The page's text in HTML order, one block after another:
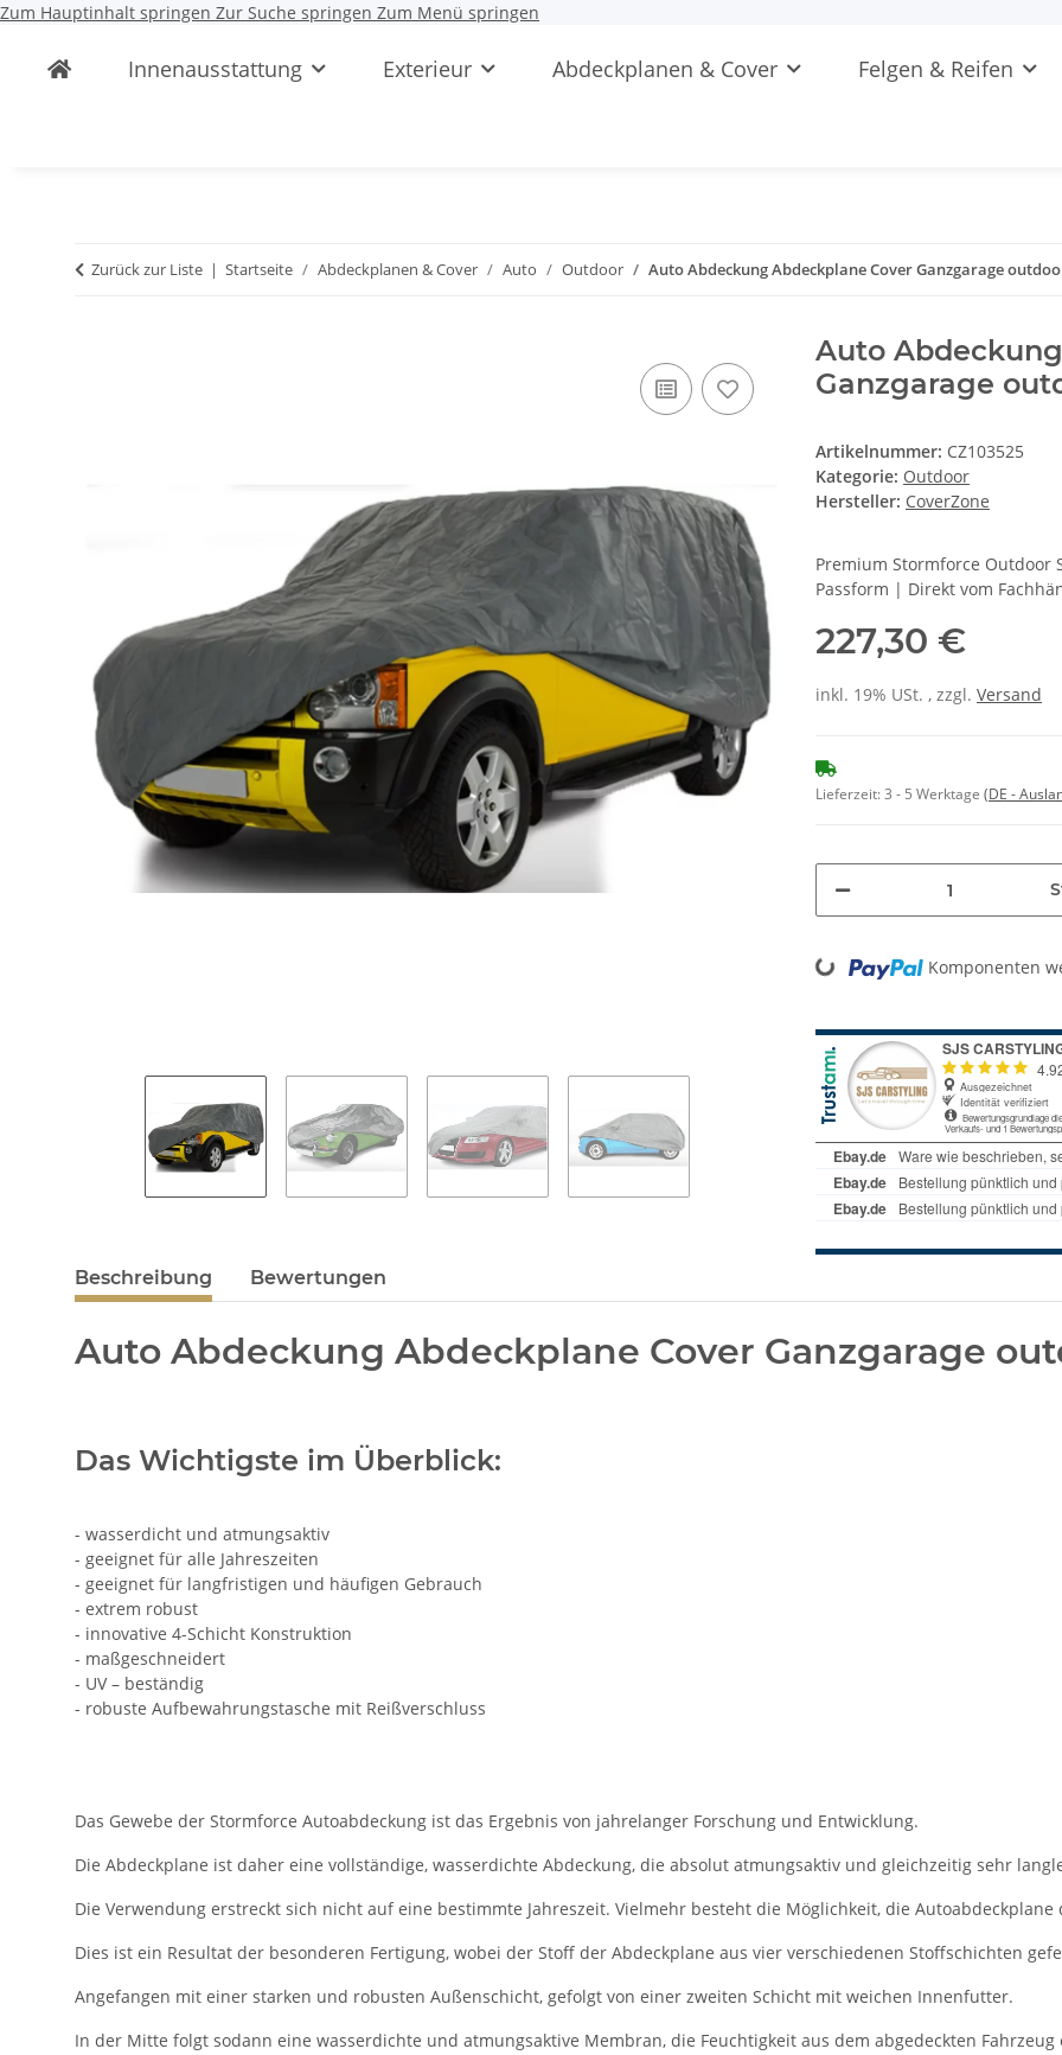
Zum Hauptinhalt springen Zur Suche springen Zum Menü springen
Innenausstattung Exterieur Abdeckplanen & Cover Felgen & Reifen
Zurück zur Liste Startseite Abdeckplanen & Cover Auto Outdoor Auto Abdeckung Abdeckplane Cover Ganzgarage
Auto
Ganzgarage
Artikelnummer: CZ103525
Kategorie: Outdoor
Hersteller: CoverZone
Premium Stormforce Outdoor
Passform | Direkt vom
227,30 €
inkl. 19% USt. , zzgl. Versand
Lieferzeit:3 - 5 Werktage (DE -
Loading... Komponenten
Beschreibung Bewertungen
Auto Abdeckung Abdeckplane Cover Ganzgarage
Das Wichtigste im Überblick:
- wasserdicht und atmungsaktiv
- geeignet für alle Jahreszeiten
- geeignet für langfristigen und häufigen Gebrauch
- extrem robust
- innovative 4-Schicht Konstruktion
- maßgeschneidert
- UV – beständig
- robuste Aufbewahrungstasche mit Reißverschluss
Das Gewebe der Stormforce Autoabdeckung ist das Ergebnis von jahrelanger Forschung und Entwicklung.
Die Abdeckplane ist daher eine vollständige, wasserdichte Abdeckung, die absolut atmungsaktiv und gleichzeitig sehr
Die Verwendung erstreckt sich nicht auf eine bestimmte Jahreszeit. Vielmehr besteht die Möglichkeit, die Autoabdeckplane
Dies ist ein Resultat der besonderen Fertigung, wobei der Stoff der Abdeckplane aus vier verschiedenen Stoffschichten
Angefangen mit einer starken und robusten Außenschicht, gefolgt von einer zweiten Schicht mit weichen Innenfutter.
In der Mitte folgt sodann eine wasserdichte und atmungsaktive Membran, die Feuchtigkeit aus dem abgedeckten